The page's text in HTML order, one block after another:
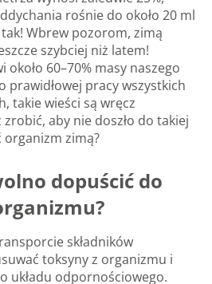
rośnie do około 20 ml
Wbrew pozorom, zimą
szybciej niż latem!
60–70% masy naszego
prawidłowej pracy wszystkich
takie wieści są wręcz
aby nie doszło do takiej
organizm zimą?
dopuścić do
składników
toksyny z organizmu i
układu odpornościowego.